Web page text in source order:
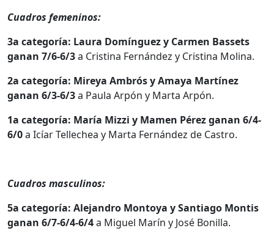
Cuadros femeninos:
3a categoría: Laura Domínguez y Carmen Bassets
ganan 7/6-6/3a Cristina Fernández y Cristina Molina.
2a categoría: Mireya Ambrós y Amaya Martínez
ganan 6/3-6/3a Paula Arpón y Marta Arpón.
1a categoría: María Mizzi y Mamen Pérez ganan 6/4-
6/0a Icíar Tellechea y Marta Fernández de Castro.
Cuadros masculinos:
5a categoría: Alejandro Montoya y Santiago Montis
ganan 6/7-6/4-6/4a Miguel Marín y José Bonilla.